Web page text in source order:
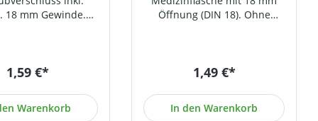
18 mm Gewinde.
1,59 €*
Warenkorb
Öffnung (DIN 18). Ohne
erhältlich) Technische Daten:
mlGewinde: DIN 18 Höhe: ca.
111 mm Durchmesser: ca. 47
1,49 €*
In den Warenkorb